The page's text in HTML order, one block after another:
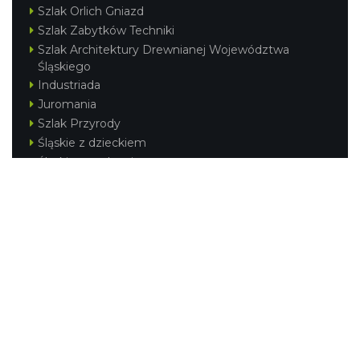
Szlak Orlich Gniazd
Szlak Zabytków Techniki
Szlak Architektury Drewnianej Województwa
Śląskiego
Industriada
Juromania
Szlak Przyrody
Śląskie z dzieckiem
Śląskie po zdrowie